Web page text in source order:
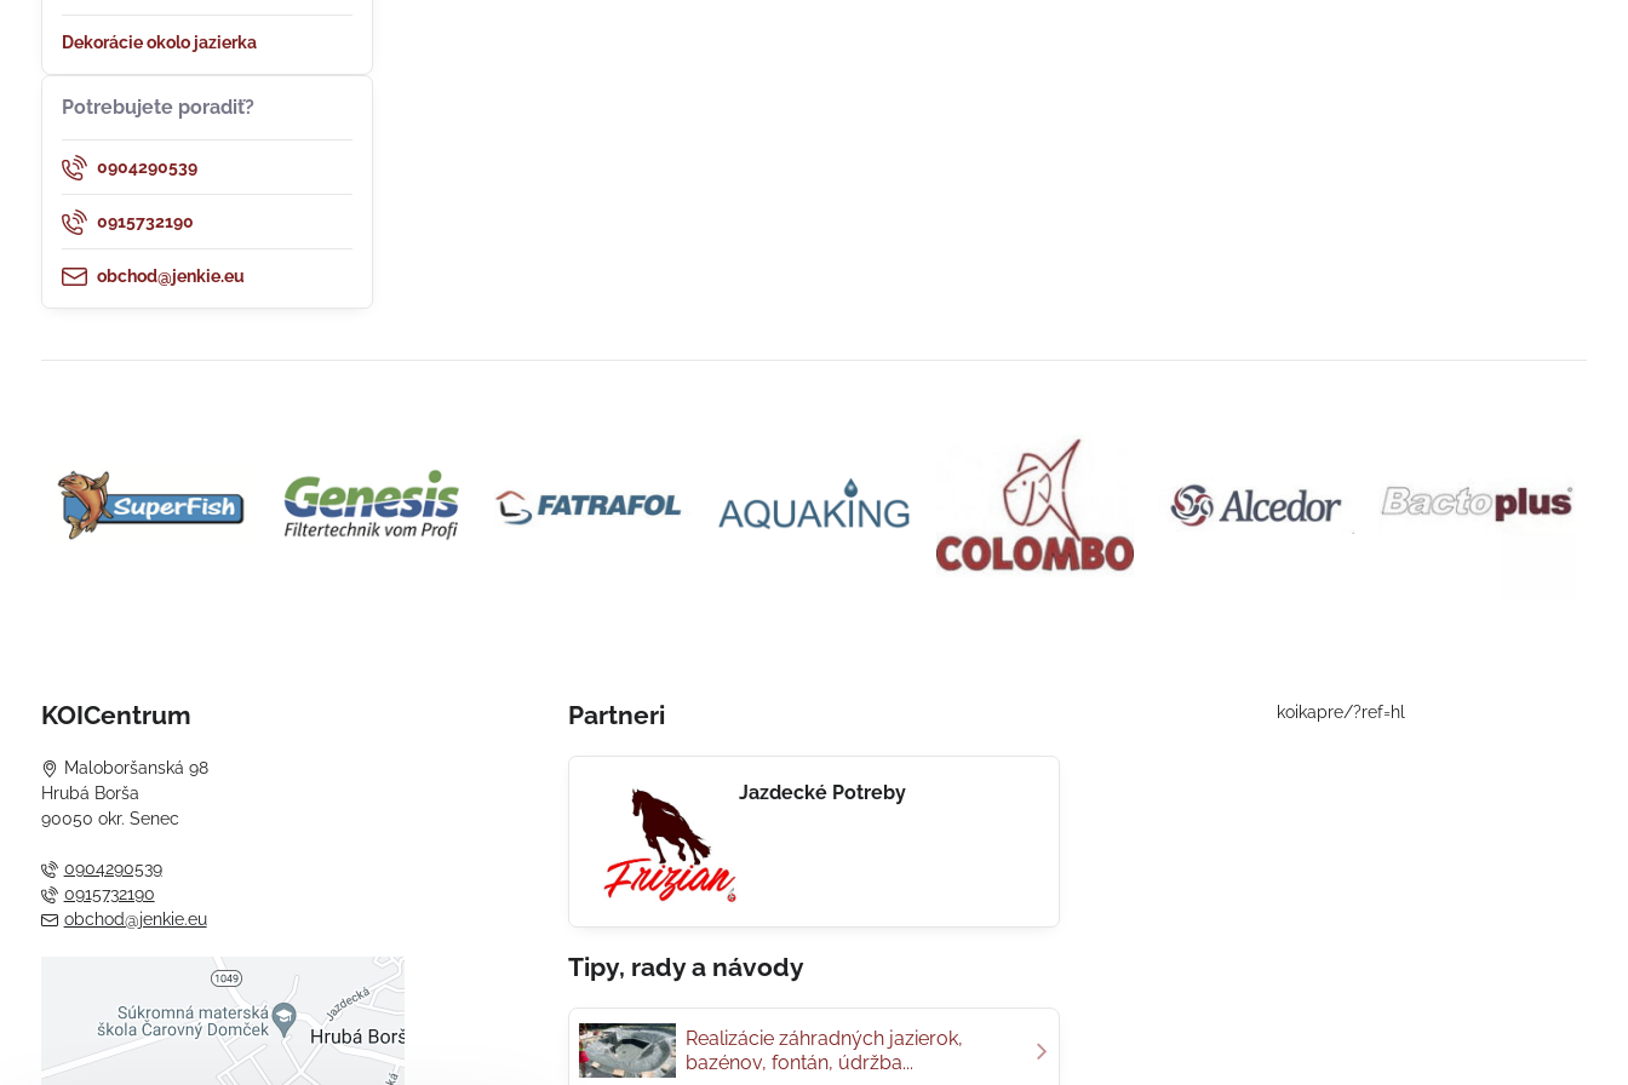
Dekorácie okolo jazierka
Potrebujete poradiť?
0904290539
0915732190
obchod@jenkie.eu
KOICentrum
Maloboršanská 98
Hrubá Borša
90050 okr. Senec
0904290539
0915732190
obchod@jenkie.eu
Externý obsah je blokovaný
Voľbami súkromia
Partneri
Jazdecké Potreby
Tipy, rady a návody
Realizácie záhradných jazierok,
bazénov, fontán, údržba...
koikapre/?ref=hl